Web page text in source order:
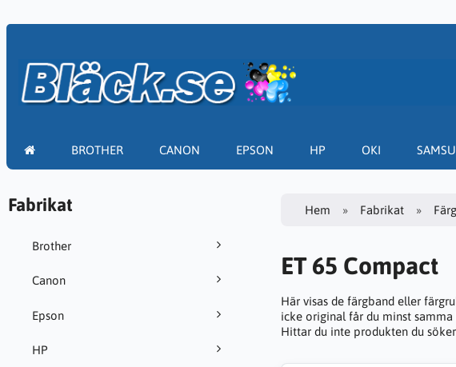
BROTHER CANON EPSON HP OKI
Fabrikat
Brother
Canon
Epson
HP
Hem Fabrikat
ET 65 Compact
Här visas de färgband eller
icke original får du minst
Hittar du inte produkten du